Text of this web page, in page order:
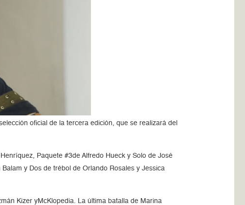
oficial de la tercera edición, que se realizará del
Paquete #3de Alfredo Hueck y Solo de José
y Dos de trébol de Orlando Rosales y Jessica
Kizer yMcKlopedia. La última batalla de Marina